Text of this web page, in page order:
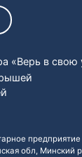
«Верь в свою
обл, Минский